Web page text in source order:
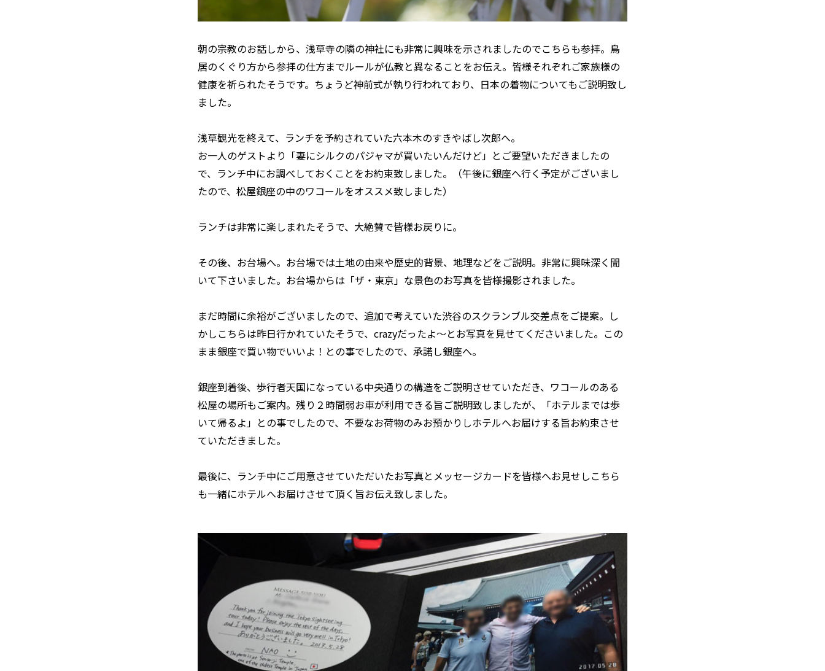
朝の宗教のお話しから、浅草寺の隣の神社にも非常に興味を示されましたのでこちらも参拝。鳥
居のくぐり方から参拝の仕方までルールが仏教と異なることをお伝え。皆様それぞれご家族様の
健康を祈られたそうです。ちょうど神前式が執り行われており、日本の着物についてもご説明致し
ました。
浅草観光を終えて、ランチを予約されていた六本木のすきやばし次郎へ。
お一人のゲストより「妻にシルクのパジャマが買いたいんだけど」とご要望いただきましたの
で、ランチ中にお調べしておくことをお約束致しました。（午後に銀座へ行く予定がございまし
たので、松屋銀座の中のワコールをオススメ致しました）
ランチは非常に楽しまれたそうで、大絶賛で皆様お戻りに。
その後、お台場へ。お台場では土地の由来や歴史的背景、地理などをご説明。非常に興味深く聞
いて下さいました。お台場からは「ザ・東京」な景色のお写真を皆様撮影されました。
まだ時間に余裕がございましたので、追加で考えていた渋谷のスクランブル交差点をご提案。し
かしこちらは昨日行かれていたそうで、crazyだったよ～とお写真を見せてくださいました。この
まま銀座で買い物でいいよ！との事でしたので、承諾し銀座へ。
銀座到着後、歩行者天国になっている中央通りの構造をご説明させていただき、ワコールのある
松屋の場所もご案内。残り２時間弱お車が利用できる旨ご説明致しましたが、「ホテルまでは歩
いて帰るよ」との事でしたので、不要なお荷物のみお預かりしホテルへお届けする旨お約束させ
ていただきました。
最後に、ランチ中にご用意させていただいたお写真とメッセージカードを皆様へお見せしこちら
も一緒にホテルへお届けさせて頂く旨お伝え致しました。